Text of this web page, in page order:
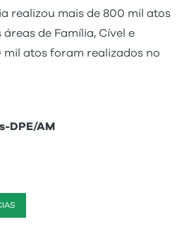
realizou mais de 800 mil atos
de Família, Cível e
mil atos foram realizados no
DPE/AM